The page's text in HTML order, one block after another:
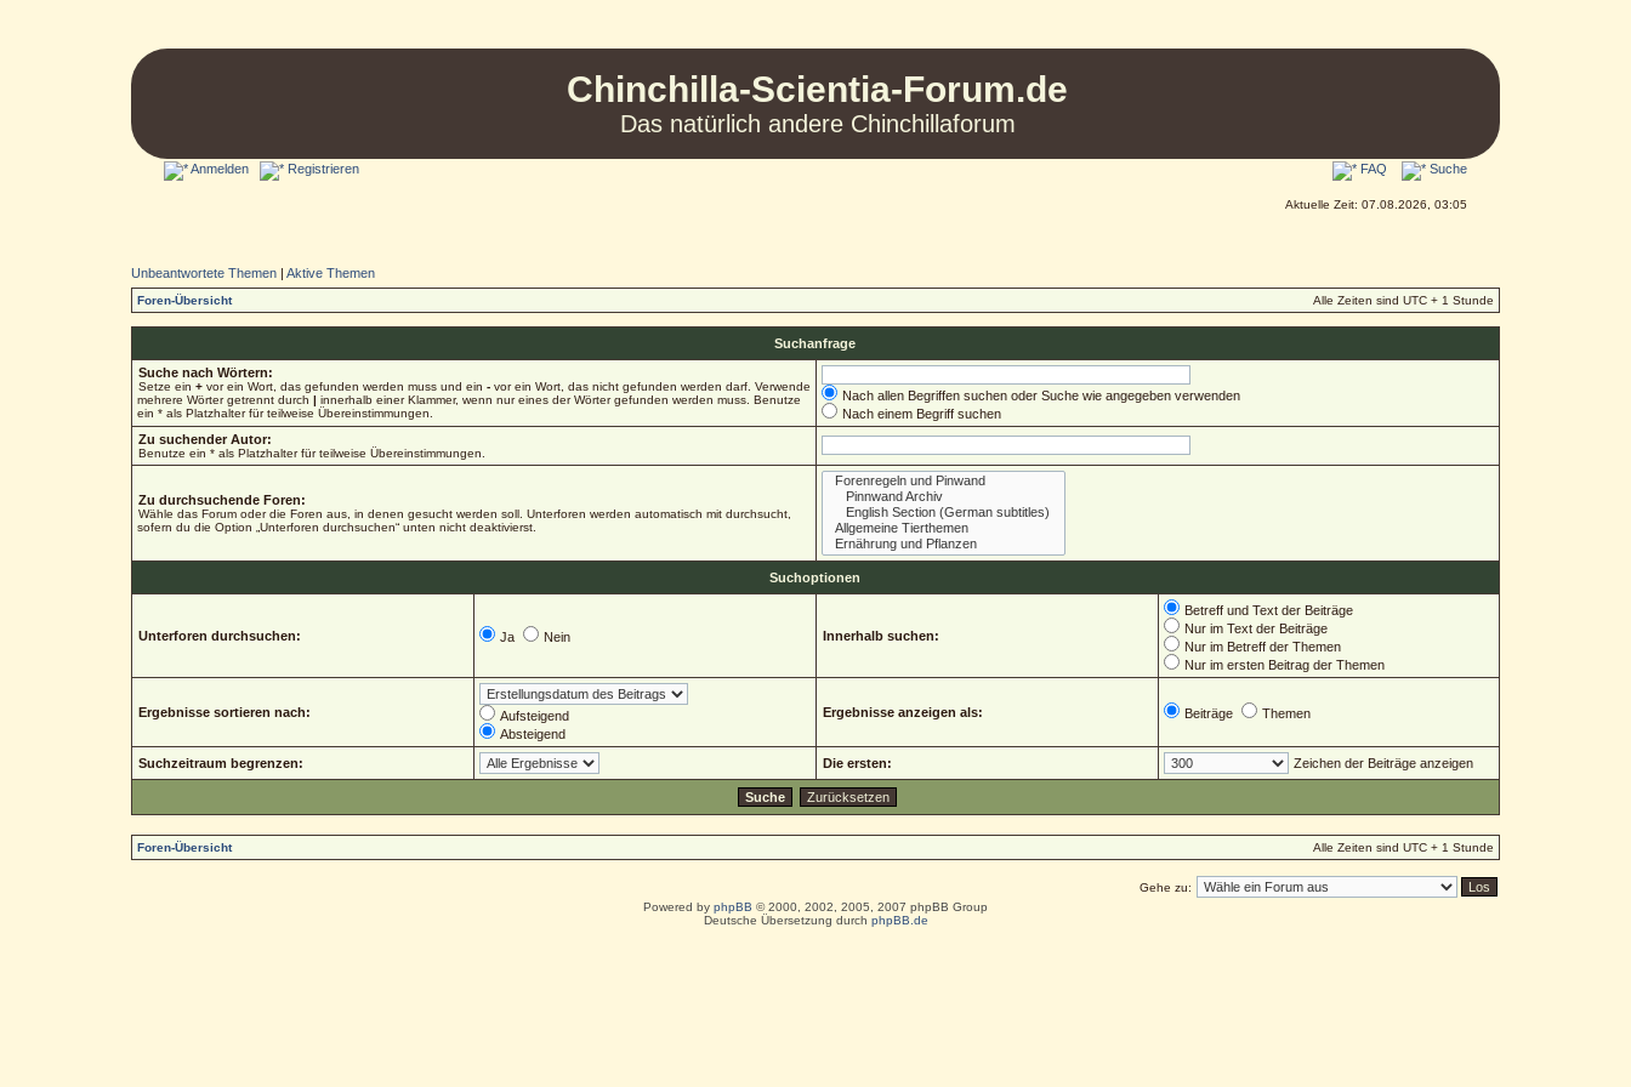
Chinchilla-Scientia-Forum.de
Das natürlich andere Chinchillaforum
Anmelden Registrieren FAQ Suche
Aktuelle Zeit: 07.08.2026, 03:05
Unbeantwortete Themen| Aktive Themen
Foren-Übersicht Alle Zeiten sind UTC + 1 Stunde
Suchanfrage
Suche nach Wörtern:
Setze ein +vor ein Wort, das gefunden werden muss und ein -vor ein Wort, das nicht gefunden werden darf. Verwende
mehrere Wörter getrennt durch | innerhalb einer Klammer, wenn nur eines der Wörter gefunden werden muss. Benutze
ein * als Platzhalter für teilweise Übereinstimmungen.
Nach allen Begriffen suchen oder Suche wie angegeben verwenden
Nach einem Begriff suchen
Zu suchender Autor:
Benutze ein * als Platzhalter für teilweise Übereinstimmungen.
Zu durchsuchende Foren:
Wähle das Forum oder die Foren aus, in denen gesucht werden soll. Unterforen werden automatisch mit durchsucht,
sofern du die Option „Unterforen durchsuchen“ unten nicht deaktivierst.
Suchoptionen
Unterforen durchsuchen: Ja Nein Innerhalb suchen:
Betreff und Text der Beiträge
Nur im Text der Beiträge
Nur im Betreff der Themen
Nur im ersten Beitrag der Themen
Ergebnisse sortieren nach:
Aufsteigend
Absteigend
Ergebnisse anzeigen als: Beiträge Themen
Suchzeitraum begrenzen: Die ersten: Zeichen der Beiträge anzeigen
Foren-Übersicht Alle Zeiten sind UTC + 1 Stunde
Gehe zu:
Powered by phpBB © 2000, 2002, 2005, 2007 phpBB Group
Deutsche Übersetzung durch phpBB.de